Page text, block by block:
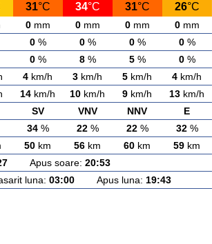
31°C 34°C 31°C 26°C
0mm 0mm 0mm 0mm
0% 0% 0% 0%
0% 8% 5% 0%
4 km/h 3 km/h 5 km/h 4 km/h
14 km/h 10 km/h 9 km/h 13 km/h
SV VNV NNV E
34% 22% 22% 32%
50 km 56 km 60 km 59 km
Apus soare: 20:53
luna: 03:00 Apus luna: 19:43